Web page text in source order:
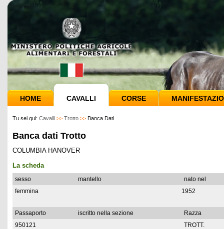
HOME CAVALLI CORSE
Tu sei qui: Cavalli >> Trotto >> Banca Dati
Banca dati Trotto
COLUMBIA HANOVER
La scheda
sesso mantello
nato nel
femmina
1952
Passaporto iscritto nella sezione
Razza
950121
TROTT.